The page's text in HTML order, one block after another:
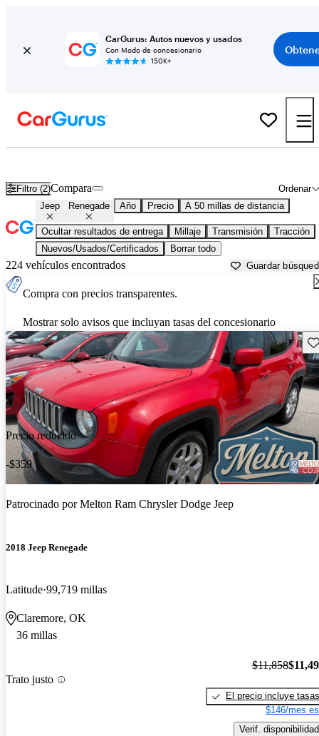
CarGurus: Autos nuevos y usados
Con Modo de concesionario
150K+
Filtro (2) Ordenar
Compara
Jeep Renegade Año Precio A 50 millas de distancia
Ocultar resultados de entrega Millaje Transmisión
Tracción
Nuevos/Usados/Certificados
Borrar todo
224 vehículos encontrados Guardar
Compra con precios transparentes.
Mostrar solo avisos que incluyan tasas del concesionario
Precio reducido
-$359
Patrocinado porMelton Ram Chrysler Dodge Jeep
2018 Jeep Renegade
Latitude 99,719 millas
Claremore, OK
36 millas
Trato justo
$11,858
El precio incluye tasas
$146/mes
Verif. disponibilidad